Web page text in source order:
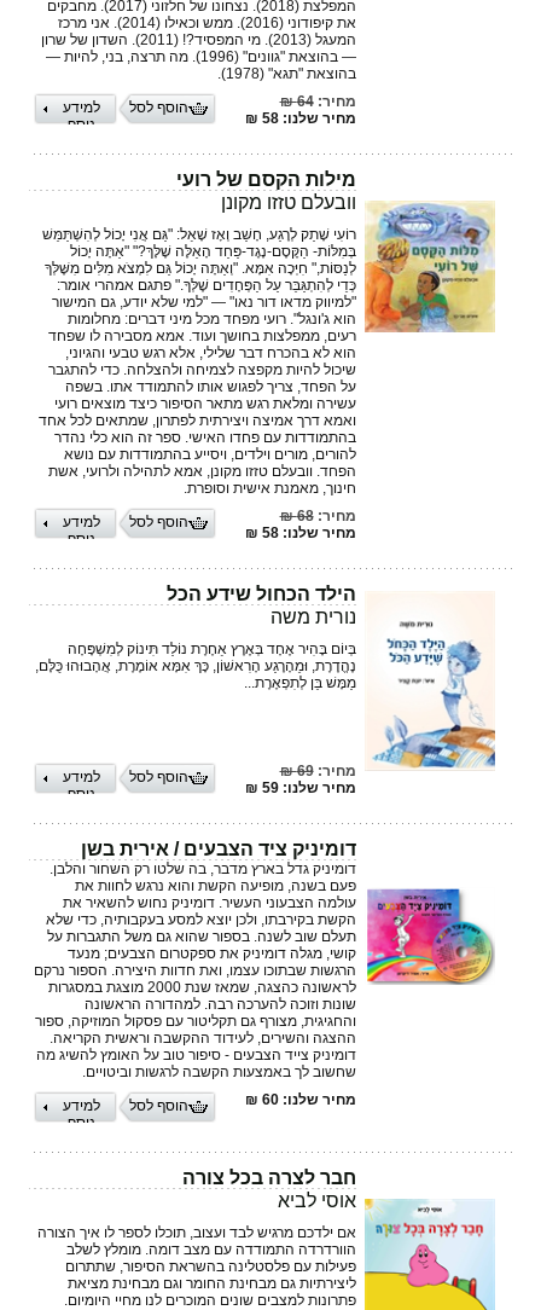
המפלצת (2018). נצחונו של חלזוני (2017). מחבקים
את קיפודוני (2016). ממש וכאילו (2014). אני מרכז
המעגל (2013). מי המפסיד?! (2011). השדון של שרון
— בהוצאת "גוונים" (1996). מה תרצה, בני, להיות —
בהוצאת "תגא" (1978).
מחיר:64 ₪
מחיר שלנו: 58 ₪
למידע
נוסף
הוסף לסל
מילות הקסם של רועי
וובעלם טזזו מקונן
רוֹעִי שָׁתַק לְרֶגַע, חָשַׁב וְאָז שָׁאַל: "גַּם אֲנִי יָכוֹל לְהִשְׁתַּמֵּשׁ
בְּמִלּוֹת- הַקֶּסֶם-נֶגֶד-פַּחַד הָאֵלֶּה שֶׁלָּךְ?" "אַתָּה יָכוֹל
לְנַסּוֹת," חִיְּכָה אִמָּא. "וְאַתָּה יָכוֹל גַּם לִמְצֹא מִלִּים מִשֶּׁלְּךָ
כְּדֵי לְהִתְגַּבֵּר עַל הַפְּחָדִים שֶׁלְּךָ." פתגם אמהרי אומר:
"למיווק מדאו דור נאו" — "למי שלא יודע, גם המישור
הוא ג'ונגל". רועי מפחד מכל מיני דברים: מחלומות
רעים, ממפלצות בחושך ועוד. אמא מסבירה לו שפחד
הוא לא בהכרח דבר שלילי, אלא רגש טבעי והגיוני,
שיכול להיות מקפצה לצמיחה ולהצלחה. כדי להתגבר
על הפחד, צריך לפגוש אותו להתמודד אתו. בשפה
עשירה ומלאת רגש מתאר הסיפור כיצד מוצאים רועי
ואמא דרך אמיצה ויצירתית לפתרון, שמתאים לכל אחד
בהתמודדות עם פחדו האישי. ספר זה הוא כלי נהדר
להורים, מורים וילדים, ויסייע בהתמודדות עם נושא
הפחד. וובעלם טזזו מקונן, אמא לתהילה ולרועי, אשת
חינוך, מאמנת אישית וסופרת.
מחיר:68 ₪
מחיר שלנו: 58 ₪
למידע
נוסף
הוסף לסל
הילד הכחול שידע הכל
נורית משה
בְּיוֹם בָּהִיר אֶחָד בְּאֶרֶץ אַחֶרֶת נוֹלַד תִּינוֹק לְמִשְׁפָּחָה
נֶהֱדֶרֶת, וּמֵהָרֶגַע הָרִאשׁוֹן, כָּךְ אִמָּא אוֹמֶרֶת, אֲהָבוּהוּ כֻּלָּם,
מַמָּשׁ בֵּן לְתִפְאֶרֶת...
מחיר:69 ₪
מחיר שלנו: 59 ₪
למידע
נוסף
הוסף לסל
דומיניק ציד הצבעים / אירית בשן
דומיניק גדל בארץ מדבר, בה שלטו רק השחור והלבן.
פעם בשנה, מופיעה הקשת והוא נרגש לחוות את
עולמה הצבעוני העשיר. דומיניק נחוש להשאיר את
הקשת בקירבתו, ולכן יוצא למסע בעקבותיה, כדי שלא
תעלם שוב לשנה. בספור שהוא גם משל התגברות על
קושי, מגלה דומיניק את ספקטרום הצבעים; מנעד
הרגשות שבתוכו עצמו, ואת חדוות היצירה. הספור נרקם
לראשונה כהצגה, שמאז שנת 2000 מוצגת במסגרות
שונות וזוכה להערכה רבה. למהדורה הראשונה
והחגיגית, מצורף גם תקליטור עם פסקול המוזיקה, ספור
ההצגה והשירים, לעידוד ההקשבה וראשית הקריאה.
דומיניק צייד הצבעים - סיפור טוב על האומץ להשיג מה
שחשוב לך באמצעות הקשבה לרגשות וביטויים.
מחיר שלנו: 60 ₪
למידע
נוסף
הוסף לסל
חבר לצרה בכל צורה
אוסי לביא
אם ילדכם מרגיש לבד ועצוב, תוכלו לספר לו איך הצורה
הוורדרדה התמודדה עם מצב דומה. מומלץ לשלב
פעילות עם פלסטלינה בהשראת הסיפור, שתתרום
ליצירתיות גם מבחינת החומר וגם מבחינת מציאת
פתרונות למצבים שונים המוכרים לנו מחיי היומיום.